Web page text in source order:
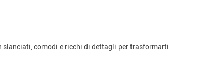
slanciati, comodi e ricchi di dettagli per trasformarti